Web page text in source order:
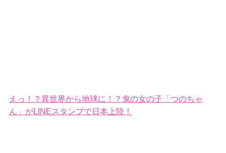
えっ！？異世界から地球に！？鬼の女の子「つのちゃ
ん」がLINEスタンプで日本上陸！